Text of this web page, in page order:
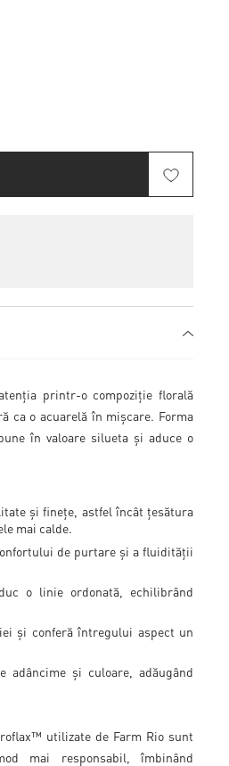
printr-o compoziție florală
ca o acuarelă în mișcare. Forma
în valoare silueta și aduce o
și finețe, astfel încât țesătura
mai calde.
de purtare și a fluidității
o linie ordonată, echilibrând
și conferă întregului aspect un
adâncime și culoare, adăugând
utilizate de Farm Rio sunt
mai responsabil, îmbinând